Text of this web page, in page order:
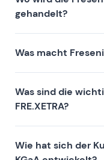
gehandelt?
Ticker FRE.XETRA
DE0005785604.
Was macht
sich durch folgende
Was sind die
FRE.XETRA?
Bewertung (KGV 16,
Wie hat sich der